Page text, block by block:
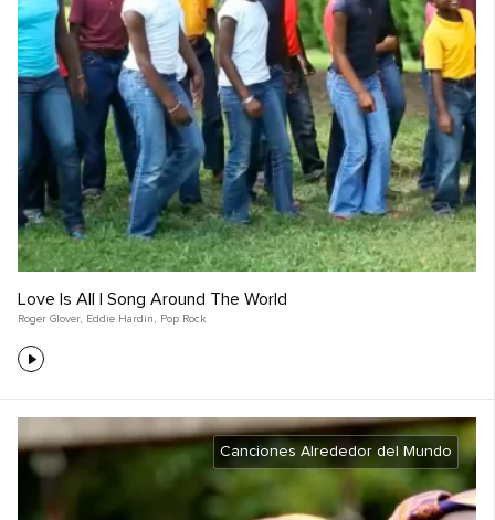
Love Is All | Song Around The World
Roger Glover, Eddie Hardin , Pop Rock
Canciones Alrededor del Mundo